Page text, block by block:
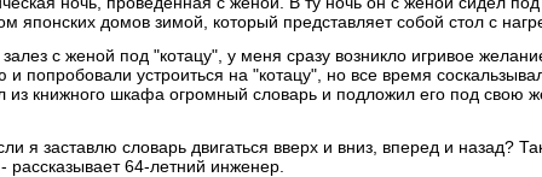
японских домов зимой, который представляет собой стол с
залез с женой под "котацу", у меня сразу возникло игривое
и попробовали устроиться на "котацу", но все время
из книжного шкафа огромный словарь и подложил его под свою
я заставлю словарь двигаться вверх и вниз, вперед и назад?
рассказывает 64-летний инженер.